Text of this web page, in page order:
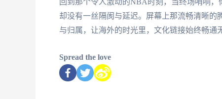
回到那个令人激动的NBA时刻，当终场哨响
却没有一丝隔阂与延迟。屏幕上那流畅清晰
与归属，让海外的时光里，文化链接始终畅通
Spread the love